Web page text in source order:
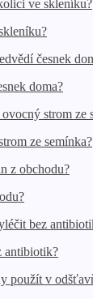
doma?
ze semínka?
antibiotik?